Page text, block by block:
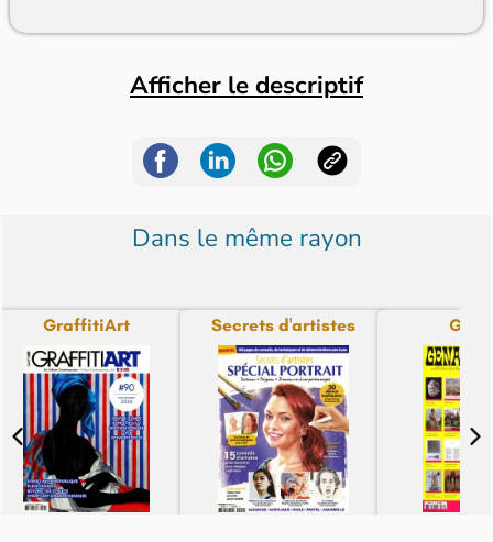
Afficher le descriptif
Dans le même rayon
GraffitiArt Secrets d'artistes